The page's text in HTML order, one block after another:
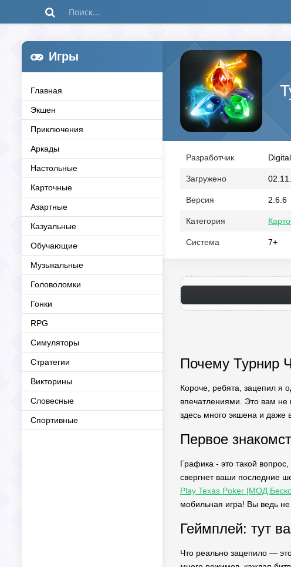
Игры
Главная
Экшен
Приключения
Аркады
Настольные
Карточные
Азартные
Казуальные
Обучающие
Музыкальные
Головоломки
Гонки
RPG
Симуляторы
Стратегии
Викторины
Словесные
Спортивные
Разработчик
Загружено
Версия 2.6.6
Категория
Система 7+
Почему Турнир
Короче, ребята, зацепил я
впечатлениями. Это вам не
здесь много экшена и даже
Первое
Графика - это такой
свергнет ваши последние
Play Texas Poker [МОД
мобильная игра! Вы ведь
Геймплей: тут
Что реально зацепило —